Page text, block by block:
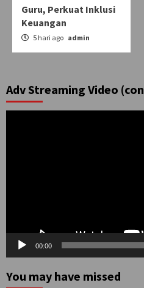
Guru, Perkuat Inklusi
Keuangan
5 hari ago admin
Adv Streaming Video
00:00
You may have missed